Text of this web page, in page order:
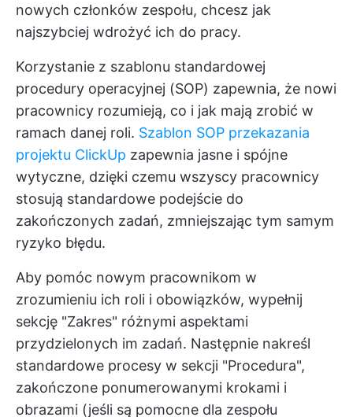
nowych członków zespołu, chcesz jak
najszybciej wdrożyć ich do pracy.
Korzystanie z szablonu standardowej
procedury operacyjnej (SOP) zapewnia, że nowi
pracownicy rozumieją, co i jak mają zrobić w
ramach danej roli. Szablon SOP przekazania
projektu ClickUp zapewnia jasne i spójne
wytyczne, dzięki czemu wszyscy pracownicy
stosują standardowe podejście do
zakończonych zadań, zmniejszając tym samym
ryzyko błędu.
Aby pomóc nowym pracownikom w
zrozumieniu ich roli i obowiązków, wypełnij
sekcję "Zakres" różnymi aspektami
przydzielonych im zadań. Następnie nakreśl
standardowe procesy w sekcji "Procedura",
zakończone ponumerowanymi krokami i
obrazami (jeśli są pomocne dla zespołu